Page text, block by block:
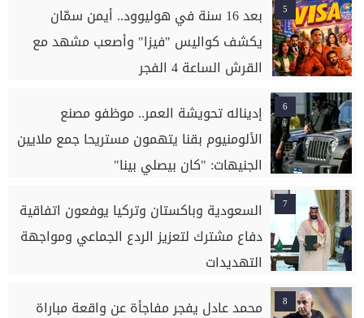
5
بعد 16 سنة في هوليوود.. أيمن سمّان
يكشف كواليس "فيزا" وأصعب مشهد مع
القرش الساعة 4 الفجر
6
إديناله تحويشة العمر.. موظفو مصنع
الألومنيوم بقنا يتهمون مستريحا جمع ملايين
الجنيهات: "كان بيصلي بينا"
7
السعودية وباكستان وتركيا يوفعون اتفاقية
دفاع مشترك لتعزيز الردع الجماعي ومواجهة
التهديدات
8 محمد عادل يفجر مفاجأة عن واقعة مباراة